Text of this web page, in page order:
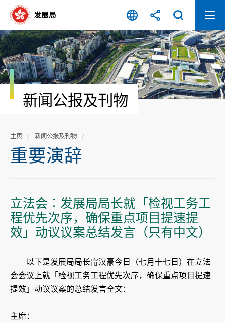
容
开
始
新闻公报及刊物
主页 新闻公报及刊物
重要演辞
立法会︰发展局局长就「检视工务工
程优先次序，确保重点项目提速提
效」动议议案总结发言（只有中文）
​以下是发展局局长甯汉豪今日（七月十七日）在立法
会会议上就「检视工务工程优先次序，确保重点项目提速
提效」动议议案的总结发言全文：
主席：